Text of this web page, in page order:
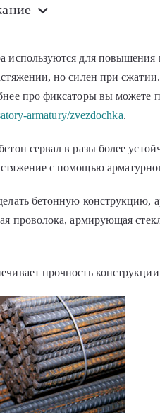
используются для
но силен при
про фиксаторы вы можете
armatury/zvezdochka.
сервал в разы более
с помощью
бетонную конструкцию,
проволока, армирующая
прочность